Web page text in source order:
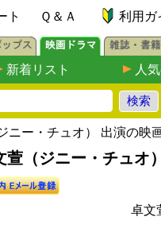
ト Ｑ＆Ａ 利用ガ
新着リスト 人
ニー・チュオ） 出演の映
萱（ジニー・チュオ
卓文